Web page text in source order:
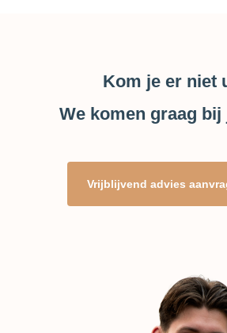
Kom je er niet
We komen graag bij
Vrijblijvend advies